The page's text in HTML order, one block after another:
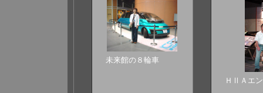
未来館の８輪車
ＨⅡＡエ